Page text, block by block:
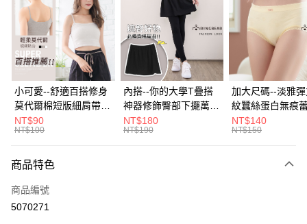
LINE Pay
Apple Pay
街口支付
悠遊付
Google Pay
全盈+PAY
大哥付你分期
【大哥付你分期使用說明】
1.本服務由台灣大哥大提供，台灣大哥大用戶可立即使用無須另外申請。
AFTEE先享後付
小可愛--舒適百搭修身
莫代爾棉短版細肩帶素
色背心(白.黑.灰L-2L)-
U582眼圈熊中大尺碼
NT$90
NT$100
內搭--你的大學T疊搭
神器修飾臀部下擺萬用
內搭裙/遮臀裙(黑2L-
6L)-Q155眼圈熊中大
NT$180
NT$190
加大尺碼--淡雅
紋蠶絲蛋白無痕
角內褲(白.粉.藍.
3L)-L28眼圈熊中
NT$140
NT$150
商品特色
商品編號
5070271